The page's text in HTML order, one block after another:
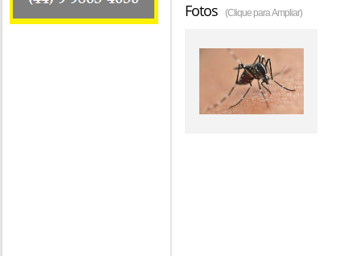
Fotos (Clique para Ampliar)